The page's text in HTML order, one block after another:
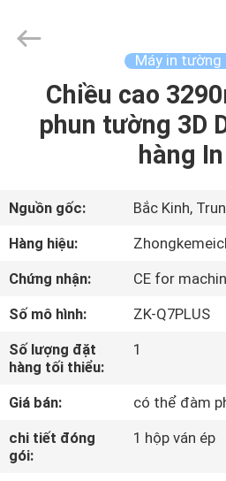
TRANG
CHỦ
SẢN
PHẨM
CHÚNG
TÔI
THAM
QUAN
Science
Máy in tường
Chiều cao
phun tường 3D
hàng
Nguồn gốc:
Bắc Kinh,
Hàng hiệu:
Chứng nhận:
CE for
Số mô hình:
ZK-Q7PLUS
Số lượng đặt
hàng tối thiểu:
1
Giá bán:
có thể đàm
chi tiết đóng
gói:
1 hộp ván ép